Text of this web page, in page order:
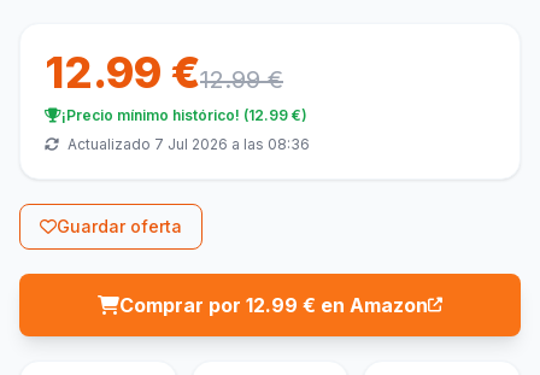
12.99 €12.99 €
¡Precio mínimo histórico! (12.99 €)
Actualizado 7 Jul 2026 a las 08:36
Guardar oferta
Comprar por 12.99 € en Amazon